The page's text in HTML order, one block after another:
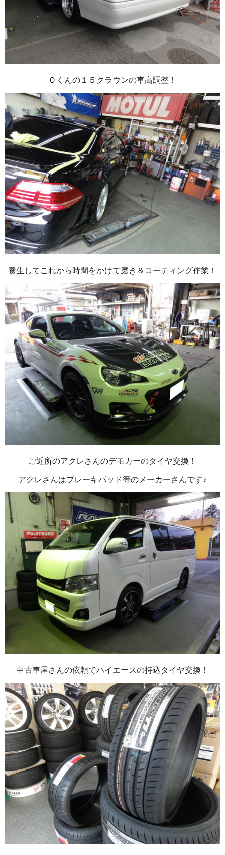
Ｏくんの１５クラウンの車高調整！
養生してこれから時間をかけて磨き＆コーティング作業！
ご近所のアクレさんのデモカーのタイヤ交換！
アクレさんはブレーキパッド等のメーカーさんです♪
中古車屋さんの依頼でハイエースの持込タイヤ交換！